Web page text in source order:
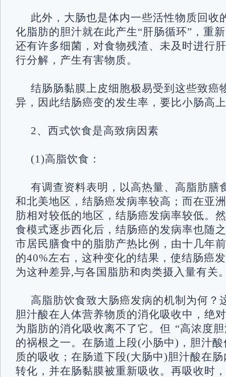
此外，大肠也是体内一些活性物质回收
化脂肪的胆汁就在此产生“肝肠循环”，重
还有许多细菌，对食物残渣、未及时进行
行分解，产生有害物质。
结肠肠黏膜上皮细胞极易受到这些致癌
异，因此结肠癌变的发生率，要比小肠高
2、西式饮食是高致病因素
(1)高脂饮食：
有调查资料表明，以高热量、高脂肪膳
和北美地区，结肠癌发病率较高；而在亚
肪相对较低的地区，结肠癌发病率较低。
食模式逐步西化后，结肠癌的发病率也随
市居民膳食中的脂肪产热比例，由十几年
的40%左右，这种变化的结果，使结肠癌
为这种差异,与各国脂肪和肉类摄入量有关
高脂肪饮食致大肠癌发病的机制为何？
胆汁酸在人体营养物质的消化吸收中，绝
为脂肪的消化吸收离不了它。但 “高浓度
的祸根之一。在肠道上段(小肠中)，胆汁
质的吸收；在肠道下段(大肠中)胆汁酸在
转化，并在肠黏膜被重新吸收。再吸收时